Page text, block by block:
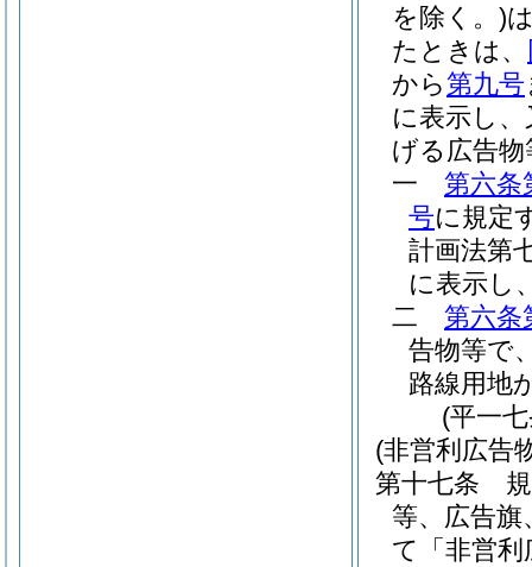
を除く。)
たときは、
から第九号
に表示し
げる広告
一
第六条
号に規定
計画法第
に表示し
二
第六条
告物等で
路線用地
(平一
(非営利広告
第十七条
等、広告
て「非営